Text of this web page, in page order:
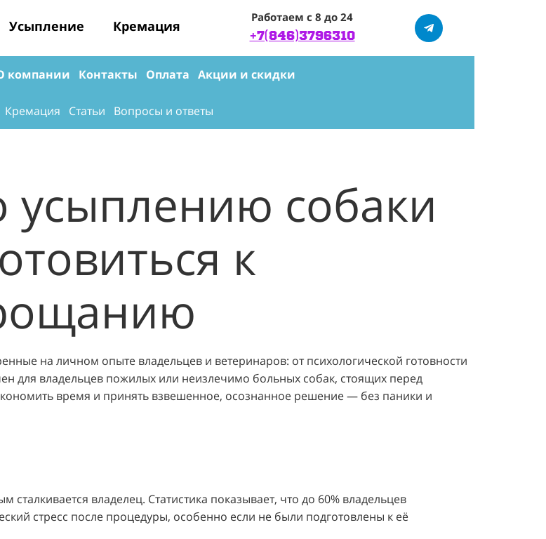
Усыпление Кремация
Работаем с 8 до 24
+7(846)3796310
компании Контакты Оплата Акции и скидки
Кремация Статьи Вопросы и ответы
собаки
к
на личном опыте владельцев и ветеринаров: от психологической готовности
для владельцев пожилых или неизлечимо больных собак, стоящих перед
время и принять взвешенное, осознанное решение — без паники и
владелец. Статистика показывает, что до 60% владельцев
стресс после процедуры, особенно если не были подготовлены к её